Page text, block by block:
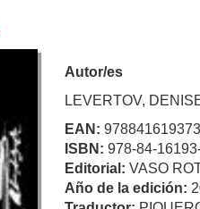
Autor/es
LEVERTOV,
EAN:
ISBN: 978-84-
Editorial: VASO
Año de la edición: